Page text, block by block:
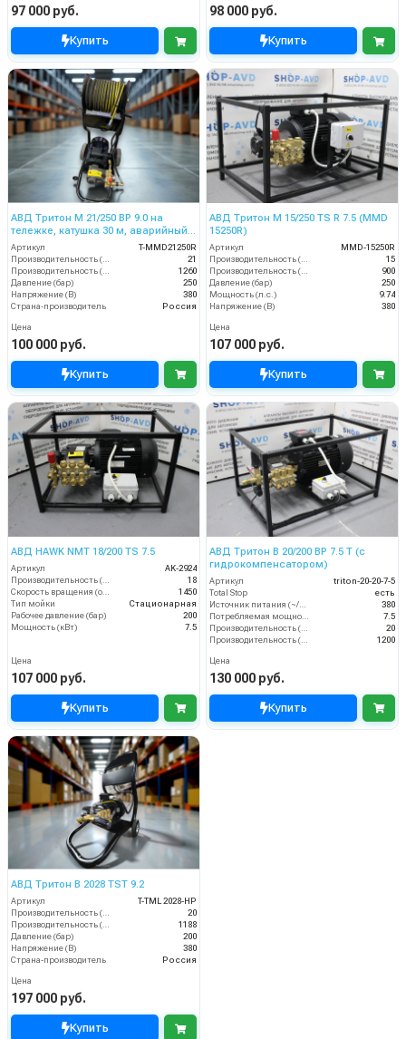
97 000 руб.
Купить
98 000 руб.
Купить
АВД Тритон M 21/250 BP 9.0 на
тележке, катушка 30 м, аварийный
клапан, манометр, фильтр)
Артикул
T-MMD21250R
21
1260
Давление (бар)
250
Напряжение (В)
380
Страна-производитель
Россия
Цена
100 000 руб.
Купить
АВД Тритон M 15/250 TS R 7.5 (MMD
15250R)
Артикул
MMD-15250R
15
900
Давление (бар)
250
Мощность (л.с.)
9.74
Напряжение (В)
380
Цена
107 000 руб.
Купить
АВД HAWK NMT 18/200 TS 7.5
Артикул
AK-2924
18
1450
Тип мойки
Стационарная
Рабочее давление (бар)
200
Мощность (кВт)
7.5
Цена
107 000 руб.
Купить
АВД Тритон B 20/200 BP 7.5 T (с
гидрокомпенсатором)
Артикул
triton-20-20-7-5
Total Stop
есть
380
7.5
20
1200
Цена
130 000 руб.
Купить
АВД Тритон B 2028 TST 9.2
Артикул
T-TML 2028-HP
Производительность (л/мин)
20
Производительность (л/ч)
1188
Давление (бар)
200
Напряжение (В)
380
Страна-производитель
Россия
Цена
197 000 руб.
Купить